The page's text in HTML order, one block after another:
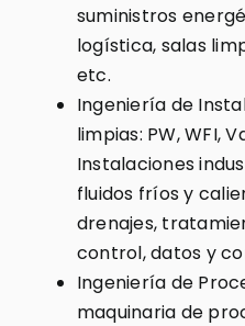
suministros
logística, salas
etc.
Ingeniería de
limpias: PW, WFI,
Instalaciones
fluidos fríos y
drenajes,
control, datos y
Ingeniería de
maquinaria de